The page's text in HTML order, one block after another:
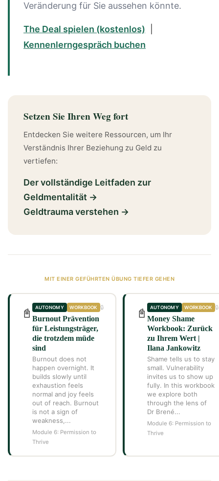
Veränderung für Sie aussehen könnte.
The Deal spielen (kostenlos)
Kennenlerngespräch buchen
Setzen Sie Ihren Weg fort
Entdecken Sie weitere Ressourcen, um Ihr
Verständnis Ihrer Beziehung zu Geld zu
vertiefen:
Der vollständige Leitfaden zur
Geldmentalität →
Geldtrauma verstehen →
MIT EINER GEFÜHRTEN ÜBUNG TIEFER GEHEN
📓 AUTONOMY WORKBOOK
Burnout Prävention
für Leistungsträger,
die trotzdem müde
sind
Burnout does not
happen overnight. It
builds slowly until
exhaustion feels
normal and joy feels
out of reach. Burnout
is not a sign of
weakness,...
Module 6: Permission to
Thrive
🔒 📓 AUTONOMY WORKBOOK
Money Shame
Workbook: Zurück
zu Ihrem Wert |
Ilana Jankowitz
Shame tells us to stay
small. Vulnerability
invites us to show up
fully. In this workbook
we explore both
through the lens of
Dr Brené...
Module 6: Permission to
Thrive
🔒